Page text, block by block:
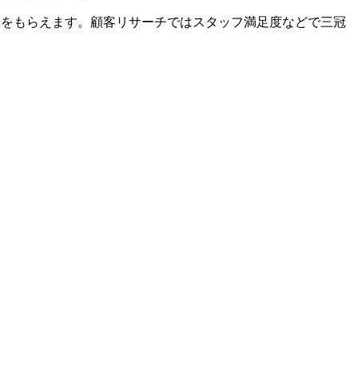
もらえます。顧客リサーチではスタッフ満足度などで三冠